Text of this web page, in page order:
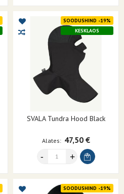
SOODUSHIND -19%
KESKLAOS
SVALA Tundra Hood Black
Alates 47,50 €
SOODUSHIND -19%